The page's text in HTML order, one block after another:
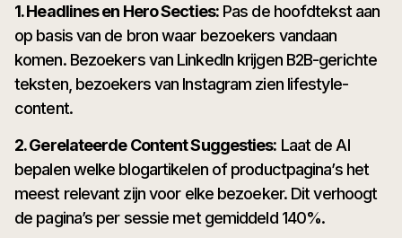
1. Headlines en Hero Secties:Pas de hoofdtekst aan
op basis van de bron waar bezoekers vandaan
komen. Bezoekers van LinkedIn krijgen B2B-gerichte
teksten, bezoekers van Instagram zien lifestyle-
content.
2. Gerelateerde Content Suggesties: Laat de AI
bepalen welke blogartikelen of productpagina’s het
meest relevant zijn voor elke bezoeker. Dit verhoogt
de pagina’s per sessie met gemiddeld 140%.